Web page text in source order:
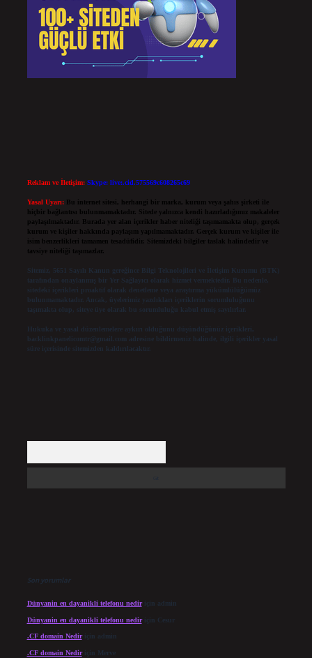
Reklam ve İletişim: Skype: live:.cid.575569c608265c69
Yasal Uyarı:
Bu internet sitesi, herhangi bir marka, kurum veya şahıs şirketi ile
hiçbir bağlantısı bulunmamaktadır. Sitede yalnızca kendi hazırladığımız makaleler
paylaşılmaktadır. Burada yer alan içerikler haber niteliği taşımamakta olup, gerçek
kurum ve kişiler hakkında paylaşım yapılmamaktadır. Gerçek kurum ve kişiler ile
isim benzerlikleri tamamen tesadüfidir. Sitemizdeki bilgiler taslak halindedir ve
tavsiye niteliği taşımazlar.
Sitemiz, 5651 Sayılı Kanun gereğince Bilgi Teknolojileri ve İletişim Kurumu (BTK)
tarafından onaylanmış bir Yer Sağlayıcı olarak hizmet vermektedir. Bu nedenle,
sitedeki içerikleri proaktif olarak denetleme veya araştırma yükümlülüğümüz
bulunmamaktadır. Ancak, üyelerimiz yazdıkları içeriklerin sorumluluğunu
taşımakta olup, siteye üye olarak bu sorumluluğu kabul etmiş sayılırlar.
Hukuka ve yasal düzenlemelere aykırı olduğunu düşündüğünüz içerikleri,
backlinkpanelicomtr@gmail.comadresine bildirmeniz halinde, ilgili içerikler yasal
süre içerisinde sitemizden kaldırılacaktır.
Son yorumlar
Dünyanin en dayanikli telefonu nediriçin admin
Dünyanin en dayanikli telefonu nediriçin Cesur
.CF domain Nediriçin admin
.CF domain Nediriçin Merve